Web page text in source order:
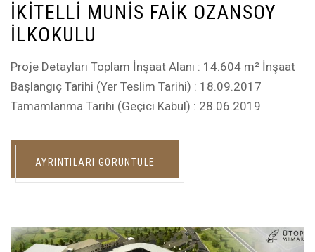
İKITELLI MUNIS FAIK OZANSOY
İLKOKULU
Proje Detayları Toplam İnşaat Alanı : 14.604 m² İnşaat
Başlangıç Tarihi (Yer Teslim Tarihi) : 18.09.2017
Tamamlanma Tarihi (Geçici Kabul) : 28.06.2019
AYRINTILARI GÖRÜNTÜLE